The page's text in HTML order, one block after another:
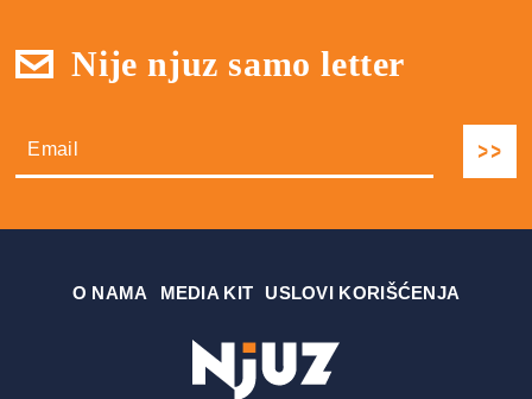
Nije njuz samo letter
О NAMA MEDIA KIT USLOVI KORIŠĆENJA